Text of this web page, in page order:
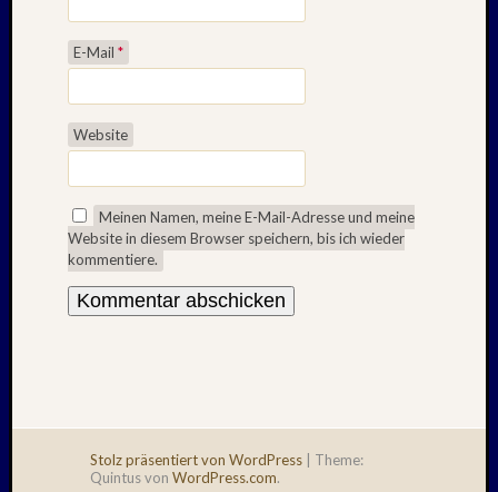
E-Mail *
Website
Meinen Namen, meine E-Mail-Adresse und meine
Website in diesem Browser speichern, bis ich wieder
kommentiere.
Stolz präsentiert von WordPress
Theme:
Quintus von WordPress.com.